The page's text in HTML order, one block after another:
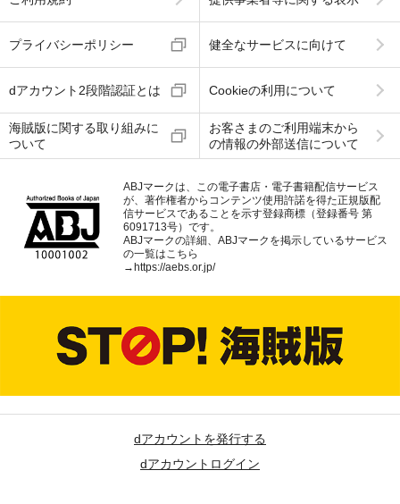
プライバシーポリシー 健全なサービスに向けて
dアカウント2段階認証とは Cookieの利用について
海賊版に関する取り組みに
ついて
お客さまのご利用端末から
の情報の外部送信について
ABJマークは、この電子書店・電子書籍配信サービス
が、著作権者からコンテンツ使用許諾を得た正規版配
信サービスであることを示す登録商標（登録番号 第
6091713号）です。
ABJマークの詳細、ABJマークを掲示しているサービス
の一覧はこちら
→ https://aebs.or.jp/
dアカウントを発行する
dアカウントログイン